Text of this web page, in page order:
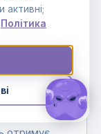
за
активні;
Політика